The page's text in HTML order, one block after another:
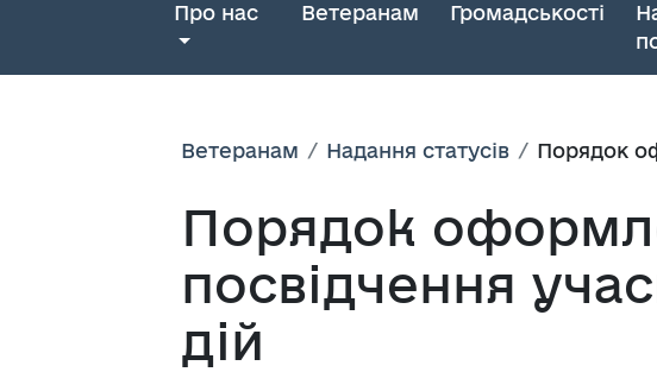
Про нас Ветеранам Громадськості
Ветеранам Надання статусів Порядок
Порядок
посвідчення
дій